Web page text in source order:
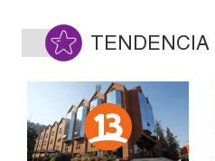
TENDENCIA